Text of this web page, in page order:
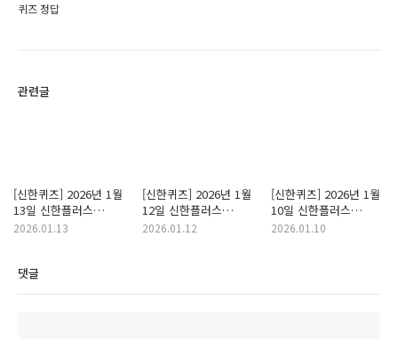
퀴즈 정답
관련글
[신한퀴즈] 2026년 1월
13일 신한플러스
With(위드) 퀴즈/
2026.01.13
[신한퀴즈] 2026년 1월
12일 신한플러스
With(위드) 퀴즈/
2026.01.12
[신한퀴즈] 2026년 1월
10일 신한플러스
With(위드) 퀴즈/
2026.01.10
댓글